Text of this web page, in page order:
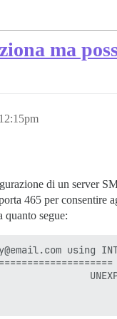
ma
di un server
465 per consentire
segue:
using